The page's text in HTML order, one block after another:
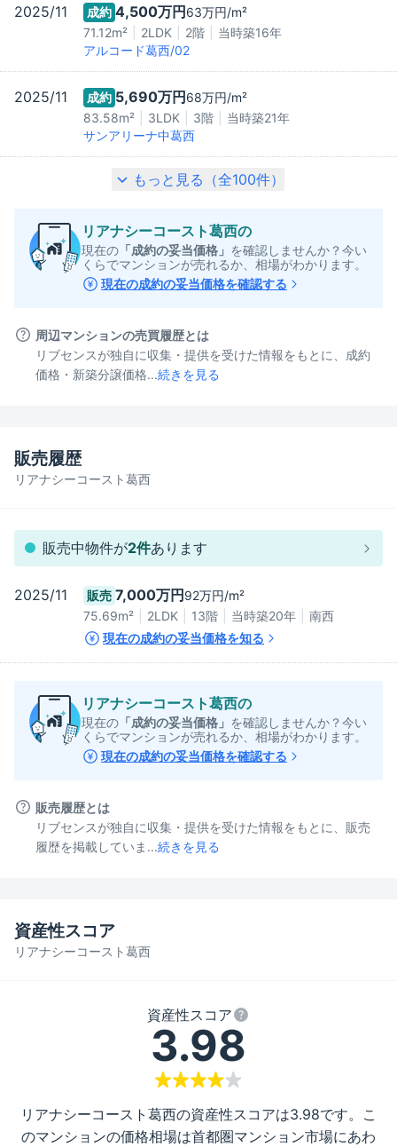
2025/11 成約 4,500万円 63万円/m²
71.12m²
2LDK 2階 当時築16年
アルコード葛西/02
2025/11 成約 5,690万円 68万円/m²
83.58m²
3LDK 3階 当時築21年
サンアリーナ中葛西
もっと見る（全100件）
リアナシーコースト葛西の
現在の 「成約の妥当価格」 を確認しませんか？今い
くらでマンションが売れるか、相場がわかります。
現在の成約の妥当価格を確認する
周辺マンションの売買履歴とは
リブセンスが独自に収集・提供を受けた情報をもとに、成約
価格・新築分譲価格...続きを見る
リアナシーコースト葛西
販売履歴
販売中物件が2件あります
2025/11 販売 7,000万円 92万円/m²
75.69m² 2LDK 13階 当時築20年
南西
現在の成約の妥当価格を知る
リアナシーコースト葛西の
現在の 「成約の妥当価格」 を確認しませんか？今い
くらでマンションが売れるか、相場がわかります。
現在の成約の妥当価格を確認する
販売履歴とは
リブセンスが独自に収集・提供を受けた情報をもとに、販売
履歴を掲載していま...続きを見る
リアナシーコースト葛西
資産性スコア
資産性スコア
3.98
リアナシーコースト葛西の資産性スコアは3.98です。こ
のマンションの価格相場は首都圏マンション市場にあわ